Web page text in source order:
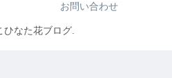
お問い合わせ
なた花ブログ.